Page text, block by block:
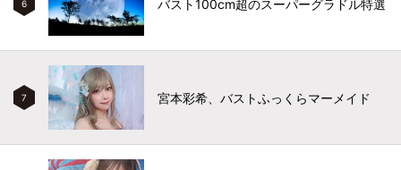
6 バスト100cm超のスーパーグラドル特選
7 宮本彩希、バストふっくらマーメイド